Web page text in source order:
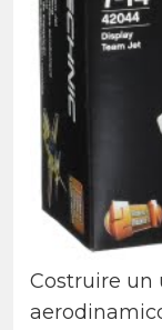
Costruire un